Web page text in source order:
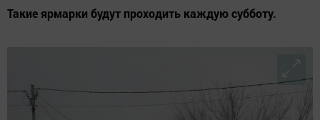
Такие ярмарки будут проходить каждую субботу.